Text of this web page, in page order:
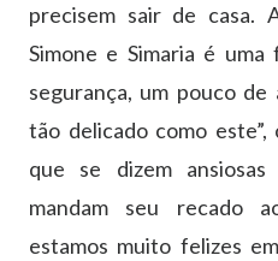
precisem sair de casa.
Simone e Simaria é
segurança, um pouco
tão delicado como este”,
que se dizem
mandam seu recado
estamos muito felizes